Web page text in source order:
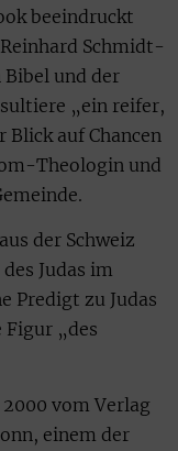
beeindruckt
Schmidt-
Bibel und der
„ein reifer,
auf Chancen
Theologin und
der Schweiz
Judas im
Predigt zu Judas
Figur „des
vom Verlag
einem der